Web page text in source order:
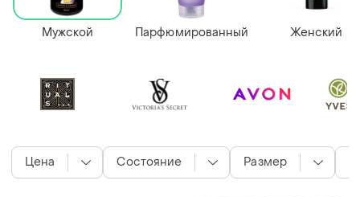
Мужской Парфюмированный Женский
Цена Состояние Размер